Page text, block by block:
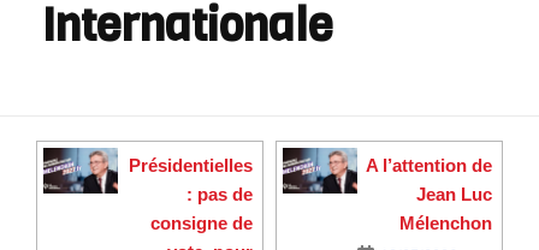
Internationale
Présidentielles
: pas de
consigne de
A l’attention de
Jean Luc
Mélenchon